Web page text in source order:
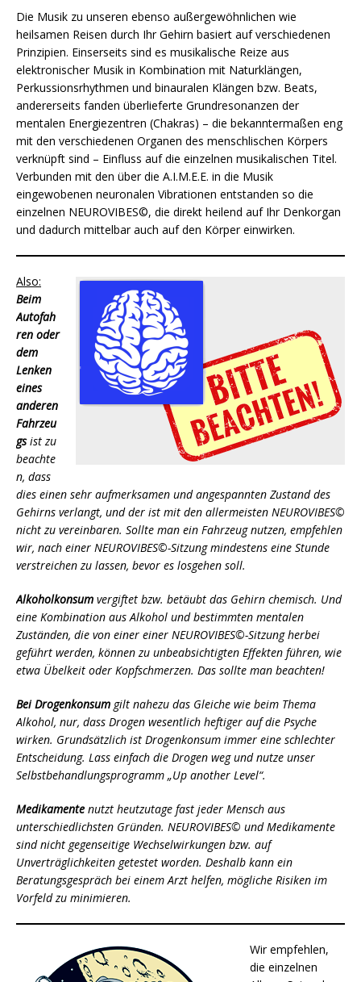
Die Musik zu unseren ebenso außergewöhnlichen wie
heilsamen Reisen durch Ihr Gehirn basiert auf verschiedenen
Prinzipien. Einserseits sind es musikalische Reize aus
elektronischer Musik in Kombination mit Naturklängen,
Perkussionsrhythmen und binauralen Klängen bzw. Beats,
andererseits fanden überlieferte Grundresonanzen der
mentalen Energiezentren (Chakras) – die bekanntermaßen eng
mit den verschiedenen Organen des menschlischen Körpers
verknüpft sind – Einfluss auf die einzelnen musikalischen Titel.
Verbunden mit den über die A.I.M.E.E. in die Musik
eingewobenen neuronalen Vibrationen entstanden so die
einzelnen NEUROVIBES©, die direkt heilend auf Ihr Denkorgan
und dadurch mittelbar auch auf den Körper einwirken.
Also:
Beim
Autofah
ren oder
dem
Lenken
eines
anderen
Fahrzeu
gsist zu
beachte
n, dass
dies einen sehr aufmerksamen und angespannten Zustand des
Gehirns verlangt, und der ist mit den allermeisten NEUROVIBES©
nicht zu vereinbaren. Sollte man ein Fahrzeug nutzen, empfehlen
wir, nach einer NEUROVIBES©-Sitzung mindestens eine Stunde
verstreichen zu lassen, bevor es losgehen soll.
Alkoholkonsum vergiftet bzw. betäubt das Gehirn chemisch. Und
eine Kombination aus Alkohol und bestimmten mentalen
Zuständen, die von einer einer NEUROVIBES©-Sitzung herbei
geführt werden, können zu unbeabsichtigten Effekten führen, wie
etwa Übelkeit oder Kopfschmerzen. Das sollte man beachten!
Bei Drogenkonsum gilt nahezu das Gleiche wie beim Thema
Alkohol, nur, dass Drogen wesentlich heftiger auf die Psyche
wirken. Grundsätzlich ist Drogenkonsum immer eine schlechter
Entscheidung. Lass einfach die Drogen weg und nutze unser
Selbstbehandlungsprogramm „Up another Level“.
Medikamente nutzt heutzutage fast jeder Mensch aus
unterschiedlichsten Gründen. NEUROVIBES© und Medikamente
sind nicht gegenseitige Wechselwirkungen bzw. auf
Unverträglichkeiten getestet worden. Deshalb kann ein
Beratungsgespräch bei einem Arzt helfen, mögliche Risiken im
Vorfeld zu minimieren.
Wir empfehlen,
die einzelnen